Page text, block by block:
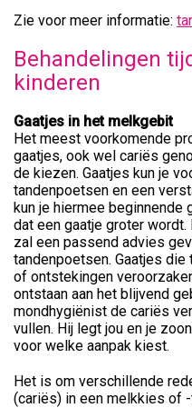
Zie voor meer informatie:
Behandelingen
kinderen
Gaatjes in het melkgebit
Het meest voorkomende
gaatjes, ook wel cariës
de kiezen. Gaatjes kun je
tandenpoetsen en een
kun je hiermee beginnende
dat een gaatje groter
zal een passend advies
tandenpoetsen. Gaatjes die
of ontstekingen
ontstaan aan het blijvend
mondhygiënist de cariës
vullen. Hij legt jou en je
voor welke aanpak kiest.
Het is om verschillende
(cariës) in een melkkies of